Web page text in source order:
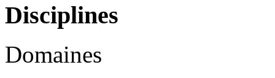
Disciplines
Domaines